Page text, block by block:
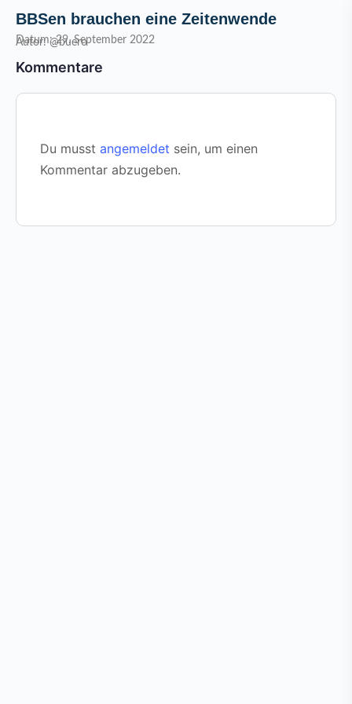
BBSen brauchen eine Zeitenwende
Datum: 29. September 2022
Autor: @buero
Kommentare
Du musst angemeldet sein, um einen
Kommentar abzugeben.